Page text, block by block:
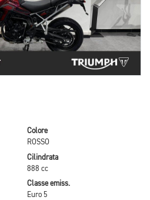
Colore
ROSSO
Cilindrata
888 cc
Classe emiss.
Euro 5